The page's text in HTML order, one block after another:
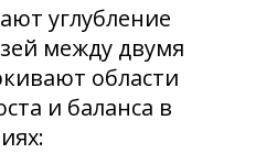
углубление
между двумя
области
и баланса в